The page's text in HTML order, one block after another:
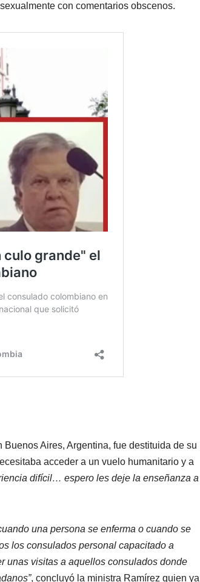
con comentarios obscenos.
Aires, Argentina, fue destituida de su
acceder a un vuelo humanitario y a
difícil… espero les deje la enseñanza a
una persona se enferma o cuando se
los consulados personal capacitado a
unas visitas a aquellos consulados donde
, concluyó la ministra Ramírez quien ya